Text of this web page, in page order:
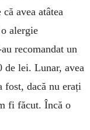
avea atâtea
alergie
recomandat un
de lei. Lunar, avea
fost, dacă nu erați
fi făcut. Încă o